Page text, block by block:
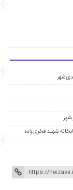
شهید فخری‌زاده